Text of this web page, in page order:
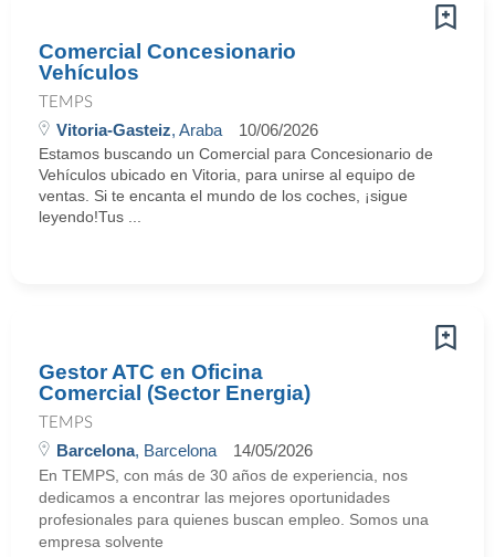
Comercial Concesionario
Vehículos
TEMPS
Vitoria-Gasteiz, Araba 10/06/2026
Estamos buscando un Comercial para Concesionario de
Vehículos ubicado en Vitoria, para unirse al equipo de
ventas. Si te encanta el mundo de los coches, ¡sigue
leyendo!Tus ...
Gestor ATC en Oficina
Comercial (Sector Energia)
TEMPS
Barcelona, Barcelona 14/05/2026
En TEMPS, con más de 30 años de experiencia, nos
dedicamos a encontrar las mejores oportunidades
profesionales para quienes buscan empleo. Somos una
empresa solvente